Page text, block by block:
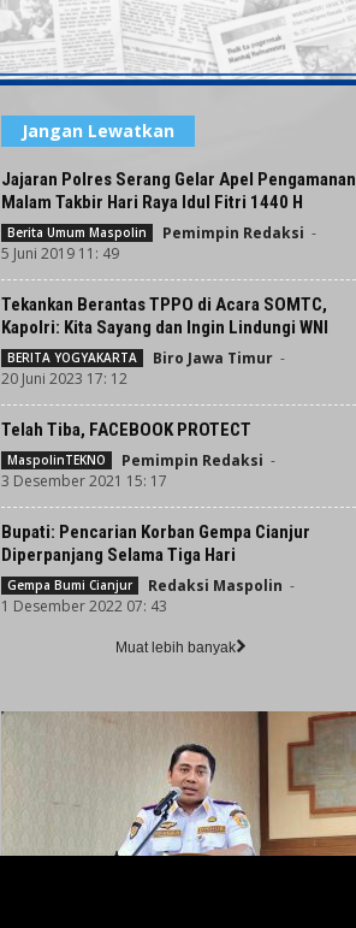
Jangan Lewatkan
Jajaran Polres Serang Gelar Apel Pengamanan
Malam Takbir Hari Raya Idul Fitri 1440 H
Berita Umum Maspolin Pemimpin Redaksi -
5 Juni 2019 11: 49
Tekankan Berantas TPPO di Acara SOMTC,
Kapolri: Kita Sayang dan Ingin Lindungi WNI
BERITA YOGYAKARTA Biro Jawa Timur -
20 Juni 2023 17: 12
Telah Tiba, FACEBOOK PROTECT
MaspolinTEKNO Pemimpin Redaksi -
3 Desember 2021 15: 17
Bupati: Pencarian Korban Gempa Cianjur
Diperpanjang Selama Tiga Hari
Gempa Bumi Cianjur Redaksi Maspolin -
1 Desember 2022 07: 43
Muat lebih banyak